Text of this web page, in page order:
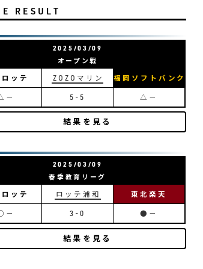
養。監督代行は濃人渉
に伴う監督代行
RESULT
2025/03/09
オープン戦
ッテ ZOZOマリン 福岡ソフトバンク
－ 5-5 △－
結果を見る
2025/03/09
春季教育リーグ
ッテ ロッテ浦和 東北楽天
－ 3-0 ●－
結果を見る